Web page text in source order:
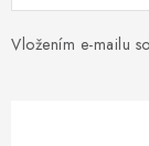
Vložením e-mailu